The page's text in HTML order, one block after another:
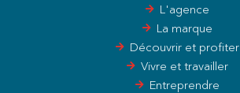
L'agence
La marque
Découvrir et profiter
Vivre et travailler
Entreprendre